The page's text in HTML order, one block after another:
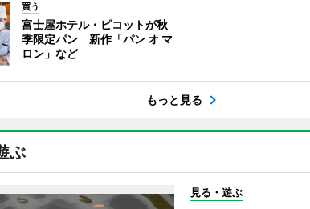
買う
富士屋ホテル・ピコットが秋
季限定パン 新作「パン オ マ
ロン」など
もっと見る
ぶ
見る・遊ぶ